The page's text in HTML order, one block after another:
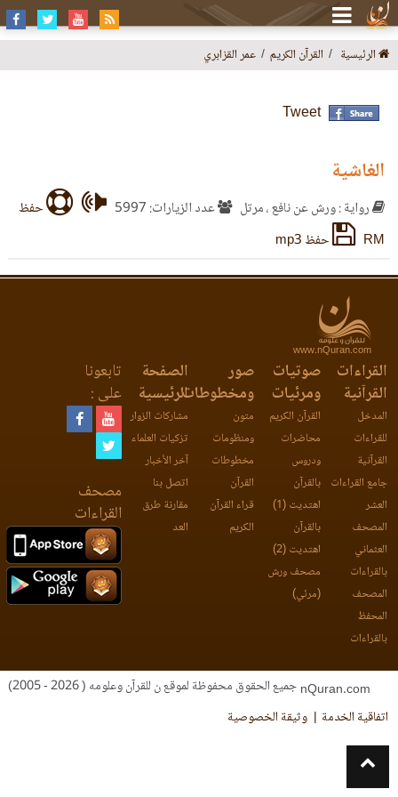
الرئيسية القرآن الكريم عمر القزابري
Tweet
الغاشية
رواية : ورش عن نافع ، مرتل عدد الزيارات: 5997
حفظ
RM
حفظ mp3
www.nQuran.com
القراءات
القرآنية
المدخل
للقراءات
القرآنية
جامع القراءات
العشر
المصحف
العثماني
بالقراءات
المصحف
المحفظ
بالقراءات
صوتيات
ومرئيات
القرآن الكريم
محاضرات
ودروس
بالقرآن
اهتديت (1)
بالقرآن
اهتديت (2)
مصحف ورش
(مرئي)
صور
ومخطوطات
متون
ومنظومات
مخطوطات
القرآن
قراء القرآن
الكريم
الصفحة
الرئيسية
مشاركات الزوار
تزكيات العلماء
آخر الأخبار
اتصل بنا
مقارنة طرق
العد
تابعونا
على :
مصحف
القراءات
جميع الحقوق محفوظة لموقع ن للقرآن وعلومه ( 2026 - 2005)
اتفاقية الخدمة
وثيقة الخصوصية